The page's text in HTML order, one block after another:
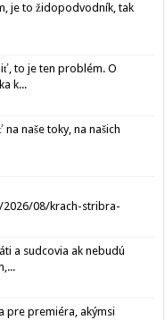
je to židopodvodník, tak
to je ten problém. O
k...
naše toky, na našich
2026/08/krach-stribra-
a sudcovia ak nebudú
pre premiéra, akýmsi